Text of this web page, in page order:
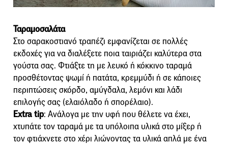
Ταραμοσαλάτα
Στο σαρακοστιανό τραπέζι εμφανίζεται σε πολλές
εκδοχές για να διαλέξετε ποια ταιριάζει καλύτερα στα
γούστα σας. Φτιάξτε τη με λευκό ή κόκκινο ταραμά
προσθέτοντας ψωμί ή πατάτα, κρεμμύδι ή σε κάποιες
περιπτώσεις σκόρδο, αμύγδαλα, λεμόνι και λάδι
επιλογής σας (ελαιόλαδο ή σπορέλαιο).
Extra tip: Ανάλογα με την υφή που θέλετε να έχει,
χτυπάτε τον ταραμά με τα υπόλοιπα υλικά στο μίξερ ή
τον φτιάχνετε στο χέρι λιώνοντας τα υλικά απλά με ένα